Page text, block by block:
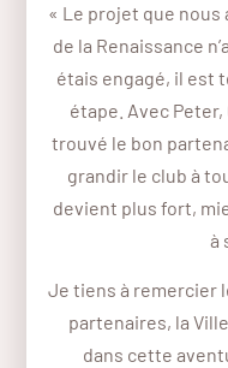
« Le projet que
de la Renaissance
étais engagé, il est
étape. Avec
trouvé le bon
grandir le club à
devient plus fort,
à
Je tiens à remercier
partenaires, la
dans cette